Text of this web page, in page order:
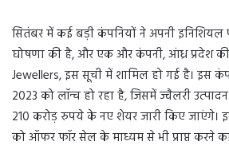
सितंबर में कई बड़ी कंपनियों ने अपनी
घोषणा की है, और एक और कंपनी, आंध्र प्रदेश
Jewellers, इस सूची में शामिल हो गई है। इस
2023 को लॉन्च हो रहा है, जिसमें ज्वैलरी
210 करोड़ रुपये के नए शेयर जारी किए जाएंगे।
को ऑफर फॉर सेल के माध्यम से भी प्राप्त करने